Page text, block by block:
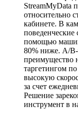
StreamMyData
относительно
кабинете. В
помощью
80% ниже. A/
преимущество
таргетингом
высокую
за счет
Решение
инструмент в